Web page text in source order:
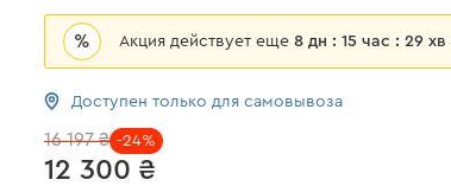
% Акция действует еще8 дн : 15 час : 29 хв
Доступен только для самовывоза
12 300 ₴
16 197 ₴ -24%